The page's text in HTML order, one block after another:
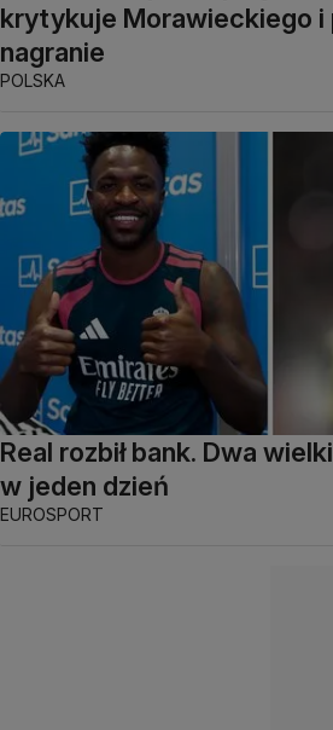
krytykuje Morawieckiego i
nagranie
POLSKA
Real rozbił bank. Dwa
w jeden dzień
EUROSPORT